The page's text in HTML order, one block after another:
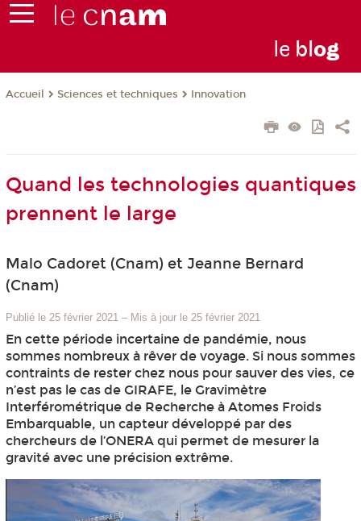
le blog
Accueil Sciences et techniques Innovation
Quand les technologies quantiques
prennent le large
Malo Cadoret (Cnam) et Jeanne Bernard
(Cnam)
Publié le 25 février 2021 – Mis à jour le 25 février 2021
En cette période incertaine de pandémie, nous
sommes nombreux à rêver de voyage. Si nous sommes
contraints de rester chez nous pour sauver des vies, ce
n’est pas le cas de GIRAFE, le Gravimètre
Interférométrique de Recherche à Atomes Froids
Embarquable, un capteur développé par des
chercheurs de l’ONERA qui permet de mesurer la
gravité avec une précision extrême.